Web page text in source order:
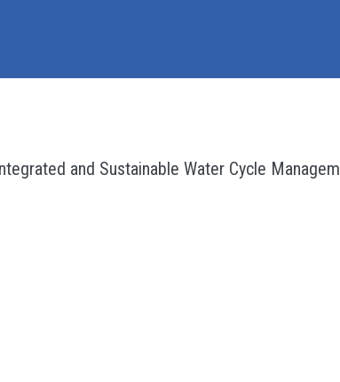
and Sustainable Water Cycle